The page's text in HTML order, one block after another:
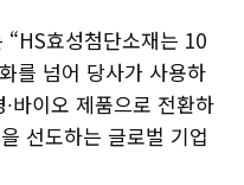
효성첨단소재는 10
를 넘어 당사가 사용하
바이오 제품으로 전환하
선도하는 글로벌 기업